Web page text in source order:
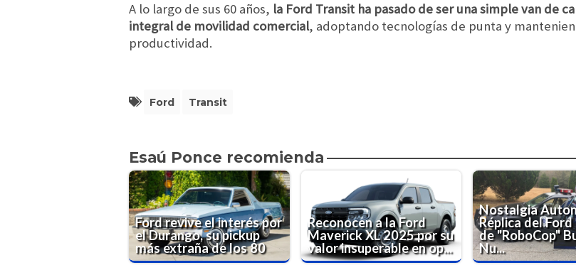
A lo largo de sus 60 años, la Ford Transit ha pasado de ser una simple van de
integral de movilidad comercial, adoptando tecnologías de punta y
productividad.
Ford Transit
Esaú Ponce recomienda
Ford revive el interés por
el Durango, su pickup
más extraña de los 80
Reconocen a la Ford
Maverick XL 2025 por su
valor insuperable en op...
Nostalgia
Réplica del Ford
de "RoboCop"
Nu...